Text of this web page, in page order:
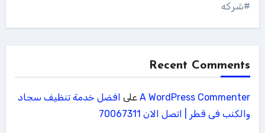
#شركه
Recent Comments
A WordPress Commenterعلى افضل خدمة تنظيف سجاد
والكنب فى قطر | اتصل الان 70067311